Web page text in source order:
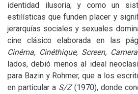
identidad ilusoria; y como un
estilísticas que funden placer y
jerarquías sociales y sexuales
cine clásico elaborada en las
Cinéma, Cinéthique, Screen,
lados, debió menos al ideal
para Bazin y Rohmer, que a los
en particular a S/Z(1970), donde